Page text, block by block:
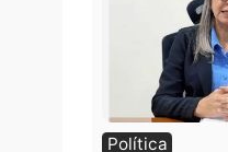
Polícia